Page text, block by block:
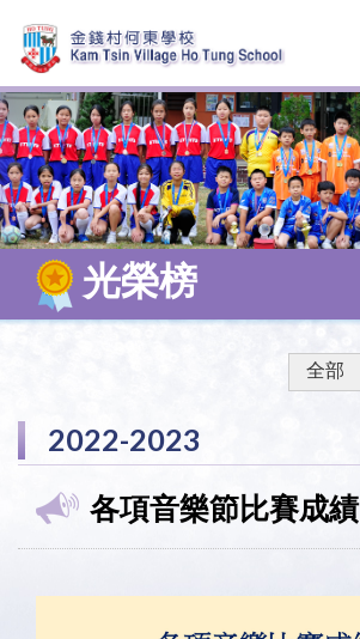
光榮榜
2022-2023
各項音樂節比賽成績